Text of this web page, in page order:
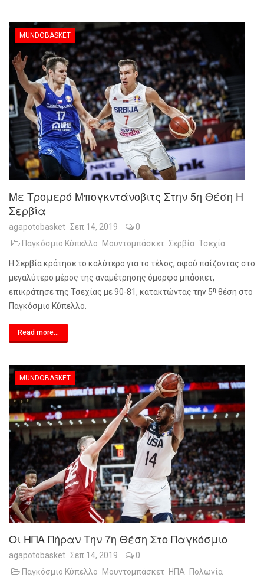
MUNDOBASKET
Με Τρομερό Μπογκντάνοβιτς Στην 5η Θέση Η
Σερβία
agapotobasket Σεπ 14, 2019
0
Παγκόσμιο Κύπελλο
Μουντομπάσκετ Σερβία Τσεχία
Η Σερβία κράτησε το καλύτερο για το τέλος, αφού παίζοντας στο
μεγαλύτερο μέρος της αναμέτρησης όμορφο μπάσκετ,
επικράτησε της Τσεχίας με 90-81, κατακτώντας την 5η θέση στο
Παγκόσμιο Κύπελλο.
Read more...
MUNDOBASKET
Οι ΗΠΑ Πήραν Την 7η Θέση Στο Παγκόσμιο
agapotobasket Σεπ 14, 2019
0
Παγκόσμιο Κύπελλο
Μουντομπάσκετ ΗΠΑ Πολωνία